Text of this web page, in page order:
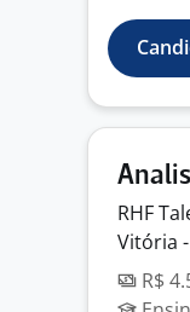
RHF
Vitória -
R$